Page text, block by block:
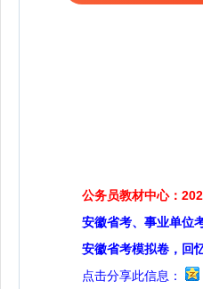
公务员教材中心：
安徽省考、事业单位
安徽省考模拟卷，回
点击分享此信息：